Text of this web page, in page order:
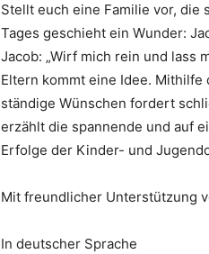
Stellt euch eine Familie vor, die
Tages geschieht ein Wunder:
Jacob: „Wirf mich rein und lass
Eltern kommt eine Idee.
ständige Wünschen fordert
erzählt die spannende und auf
Erfolge der Kinder- und
Mit freundlicher Unterstützung
In deutscher Sprache